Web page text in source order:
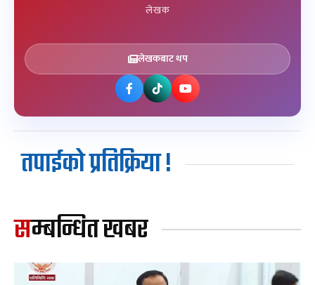
लेखक
लेखकबाट थप
तपाईको प्रतिक्रिया !
सम्बन्धित खबर